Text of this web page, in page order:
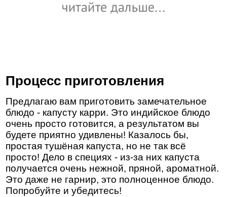
Процесс приготовления
Предлагаю вам приготовить замечательное
блюдо - капусту карри. Это индийское блюдо
очень просто готовится, а результатом вы
будете приятно удивлены! Казалось бы,
простая тушёная капуста, но не так всё
просто! Дело в специях - из-за них капуста
получается очень нежной, пряной, ароматной.
Это даже не гарнир, это полноценное блюдо.
Попробуйте и убедитесь!